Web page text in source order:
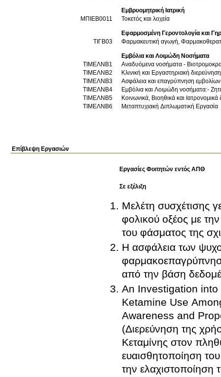
Εμβρυομητρική Ιατρική
ΜΠΙΕΒ0011
Τοκετός και λοχεία
Εφαρμοσμένη Γεροντολογία και
ΤΙΓΒ03
Φαρμακευτική αγωγή,
Εμβόλια και Λοιμώδη Νοσήματα
ΤΙΜΕΛΝΒ1
Αναδυόμενα νοσήματα -
ΤΙΜΕΛΝΒ2
Κλινική και Εργαστηριακή
ΤΙΜΕΛΝΒ3
Ασφάλεια και επαγρύπνηση
ΤΙΜΕΛΝΒ4
Εμβόλια και Λοιμώδη νοσήματα:-
ΤΙΜΕΛΝΒ5
Κοινωνικά, Βιοηθικά και
ΤΙΜΕΛΝΒ6
Μεταπτυχιακή Διπλωματική Εργασία
Επίβλεψη Εργασιών
Εργασίες Φοιτητών εντός ΑΠΘ
Σε εξέλιξη
Μελέτη συσχέτισης
φολικού οξέος με
του φάσματος της
Η ασφάλεια των
από την βάση
An Investigation
Ketamine Use
Awareness and
(Διερεύνηση της
Κεταμίνης στον
ευαισθητοποίηση
την ελαχιστοποίηση